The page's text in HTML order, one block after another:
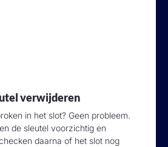
verwijderen
in het slot? Geen probleem.
de sleutel voorzichtig en
daarna of het slot nog